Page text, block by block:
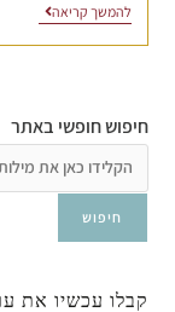
להמשך קריאה
חיפוש חופשי באתר
חיפוש
קבלו עכשיו את